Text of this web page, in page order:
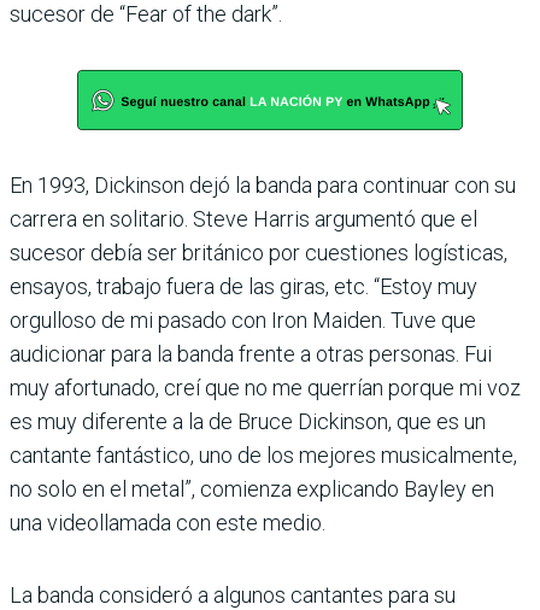
sucesor de “Fear of the dark”.
En 1993, Dickinson dejó la banda para continuar con su
carrera en solitario. Steve Harris argumentó que el
sucesor debía ser británico por cuestiones logísticas,
ensayos, trabajo fuera de las giras, etc. “Estoy muy
orgulloso de mi pasado con Iron Maiden. Tuve que
audicionar para la banda frente a otras personas. Fui
muy afortunado, creí que no me querrían porque mi voz
es muy diferente a la de Bruce Dickinson, que es un
cantante fantástico, uno de los mejores musicalmente,
no solo en el metal”, comienza explicando Bayley en
una videollamada con este medio.
La banda consideró a algunos cantantes para su